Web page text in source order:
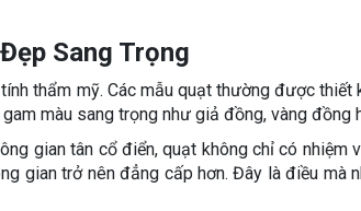
Sang Trọng
thẩm mỹ. Các mẫu quạt thường được thiết
màu sang trọng như giả đồng, vàng đồng
gian tân cổ điển, quạt không chỉ có nhiệm
gian trở nên đẳng cấp hơn. Đây là điều mà